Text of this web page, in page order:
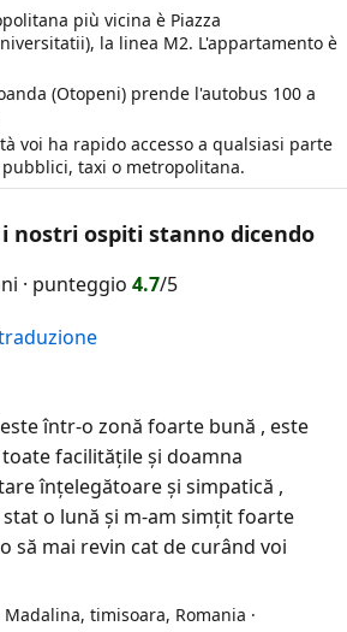
più vicina è Piazza
la linea M2. L'appartamento è
(Otopeni) prende l'autobus 100 a
voi ha rapido accesso a qualsiasi parte
taxi o metropolitana.
nostri ospiti stanno dicendo
· punteggio 4.7/5
într-o zonă foarte bună , este
facilitățile și doamna
înțelegătoare și simpatică ,
o lună și m-am simțit foarte
să mai revin cat de curând voi
timisoara, Romania ·